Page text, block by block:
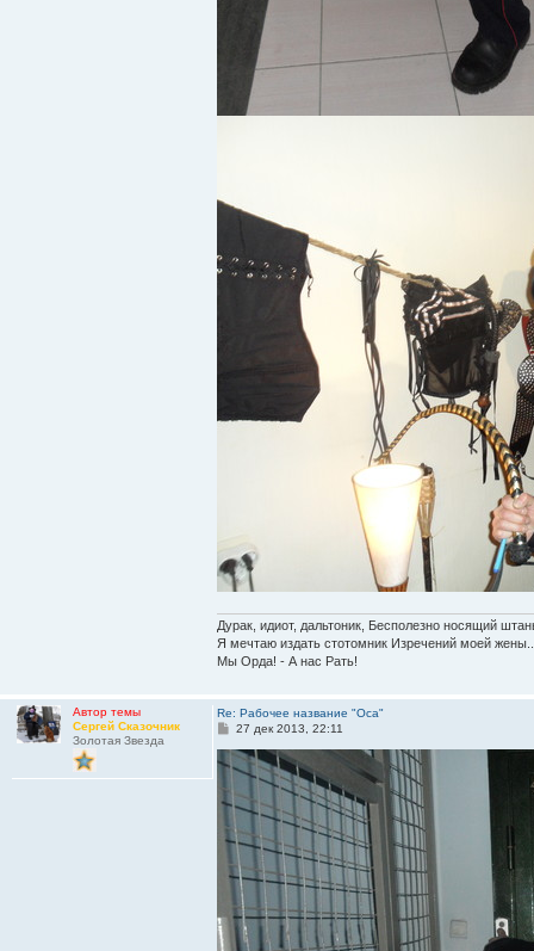
Дурак, идиот, дальтоник, Бесполезно носящий
Я мечтаю издать стотомник Изречений моей
Мы Орда! - А нас Рать!
Автор темы
Сергей Сказочник
Золотая Звезда
Re: Рабочее название "Оса"
С
о
б
е
н
и
е
27 дек 2013, 22:11